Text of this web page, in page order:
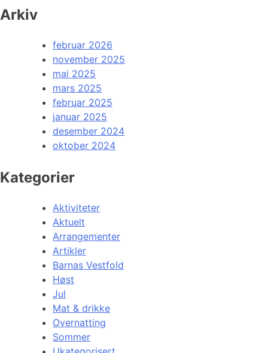
Arkiv
februar 2026
november 2025
mai 2025
mars 2025
februar 2025
januar 2025
desember 2024
oktober 2024
Kategorier
Aktiviteter
Aktuelt
Arrangementer
Artikler
Barnas Vestfold
Høst
Jul
Mat & drikke
Overnatting
Sommer